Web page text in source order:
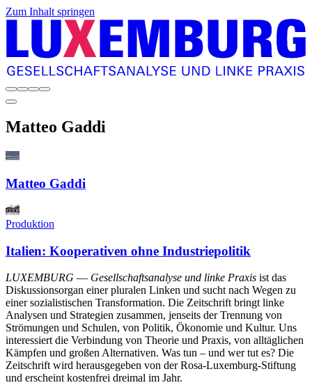
Zum Inhalt springen
Matteo Gaddi
Matteo Gaddi
Produktion
Italien: Kooperativen ohne Industriepolitik
LUXEMBURG — Gesellschaftsanalyse und linke Praxis ist das
Diskussionsorgan einer pluralen Linken und sucht nach Wegen zu
einer sozialistischen Transformation. Die Zeitschrift bringt linke
Analysen und Strategien zusammen, jenseits der Trennung von
Strömungen und Schulen, von Politik, Ökonomie und Kultur. Uns
interessiert die Verbindung von Theorie und Praxis, von alltäglichen
Kämpfen und großen Alternativen. Was tun – und wer tut es? Die
Zeitschrift wird herausgegeben von der Rosa-Luxemburg-Stiftung
und erscheint kostenfrei dreimal im Jahr.